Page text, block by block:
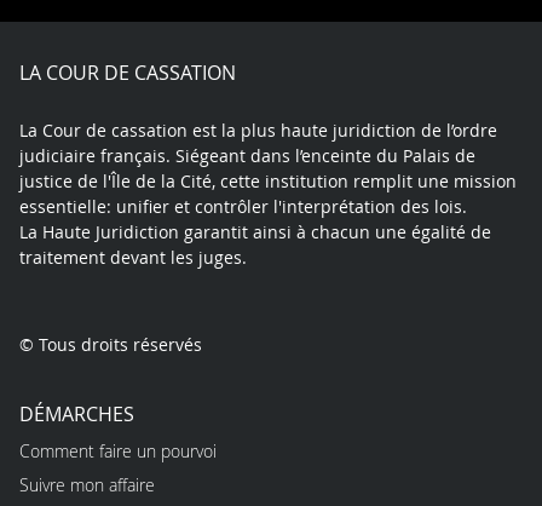
X
FacebookYoutubeLinkedInInstagram
LA COUR DE CASSATION
La Cour de cassation est la plus haute juridiction de l’ordre
judiciaire français. Siégeant dans l’enceinte du Palais de
justice de l'Île de la Cité, cette institution remplit une mission
essentielle: unifier et contrôler l'interprétation des lois.
La Haute Juridiction garantit ainsi à chacun une égalité de
traitement devant les juges.
© Tous droits réservés
DÉMARCHES
Comment faire un pourvoi
Suivre mon affaire